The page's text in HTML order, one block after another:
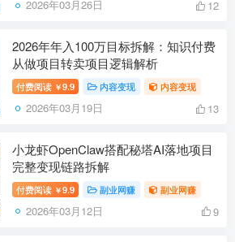
2026年03月26日 12
2026年年入100万目标拆解：知识付费
从做项目转卖项目逻辑解析
付费阅读 ￥9.9 内容变现 内容变现
2026年03月19日 13
小龙虾OpenClaw搭配秘塔AI落地项目
完整变现链路拆解
付费阅读 ￥9.9 副业网赚 副业网赚
2026年03月12日 9